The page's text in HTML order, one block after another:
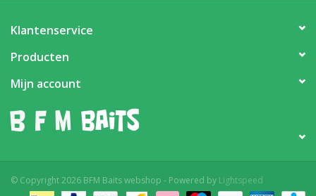
Klantenservice
Producten
Mijn account
© Copyright 2026 BFM Baits webshop - Powered by Lightspeed